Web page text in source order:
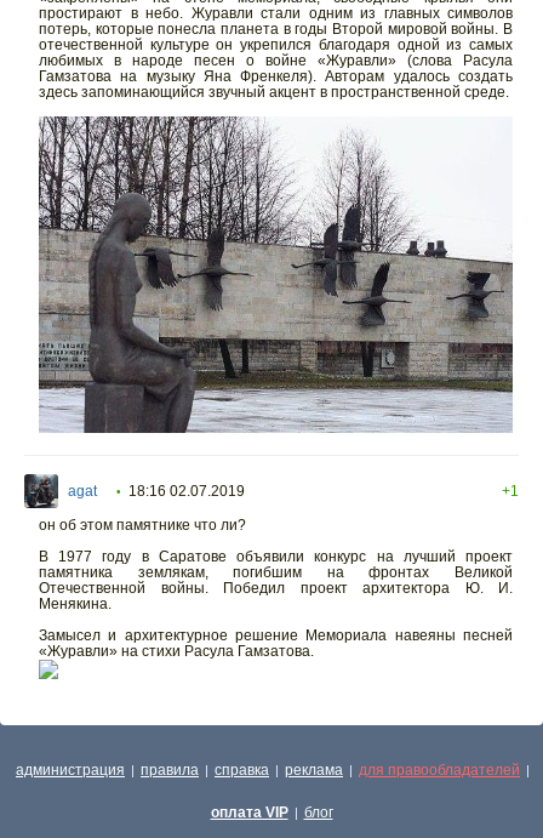
простирают в небо. Журавли стали одним из главных символов
потерь, которые понесла планета в годы Второй мировой войны. В
отечественной культуре он укрепился благодаря одной из самых
любимых в народе песен о войне «Журавли» (слова Расула
Гамзатова на музыку Яна Френкеля). Авторам удалось создать
здесь запоминающийся звучный акцент в пространственной среде.
agat • 18:16 02.07.2019
+1
он об этом памятнике что ли?
В 1977 году в Саратове объявили конкурс на лучший проект
памятника землякам, погибшим на фронтах Великой
Отечественной войны. Победил проект архитектора Ю. И.
Менякина.
Замысел и архитектурное решение Мемориала навеяны песней
«Журавли» на стихи Расула Гамзатова.
администрация | правила | справка | реклама | для правообладателей |
оплата VIP | блог